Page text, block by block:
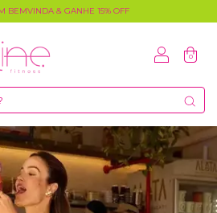
BEMVINDA & GANHE 15% OFF
0